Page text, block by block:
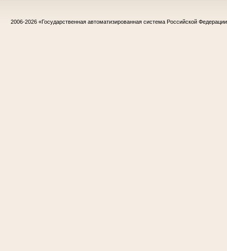
2006-2026 «Государственная автоматизированная система Российской